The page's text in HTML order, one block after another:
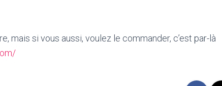
mais si vous aussi, voulez le commander, c’est par-là